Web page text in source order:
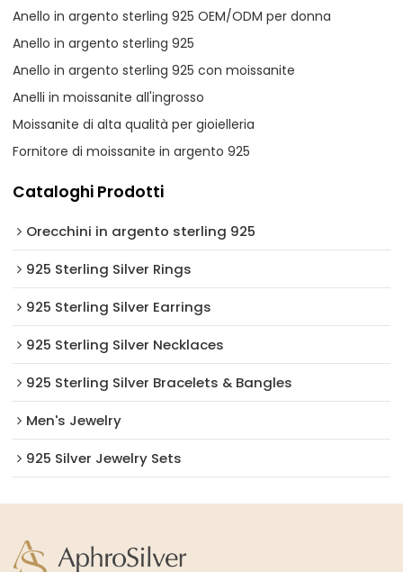
Anello in argento sterling 925 OEM/ODM per donna
Anello in argento sterling 925
Anello in argento sterling 925 con moissanite
Anelli in moissanite all'ingrosso
Moissanite di alta qualità per gioielleria
Fornitore di moissanite in argento 925
Cataloghi Prodotti
Orecchini in argento sterling 925
925 Sterling Silver Rings
925 Sterling Silver Earrings
925 Sterling Silver Necklaces
925 Sterling Silver Bracelets & Bangles
Men's Jewelry
925 Silver Jewelry Sets